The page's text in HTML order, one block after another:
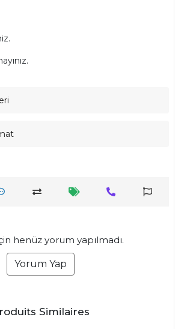
henüz yorum yapılmadı.
Yorum Yap
Similaires